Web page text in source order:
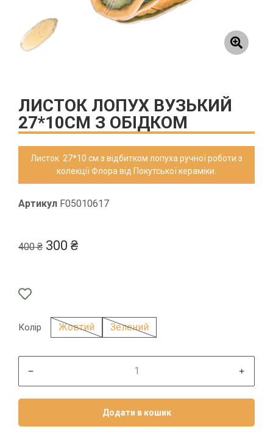
ЛИСТОК ЛОПУХ ВУЗЬКИЙ
27*10СМ З ОБІДКОМ
Листок 27*10 см з відбитком лопуха ручної роботи з
колекції Флора від Покутської кераміки.
Артикул F05010617
400₴ 300 ₴
Колір Жовтий Зелений
﹣ ﹢
Додати в кошик